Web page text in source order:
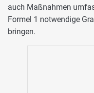
auch Maßnahmen
Formel 1 notwendige
bringen.